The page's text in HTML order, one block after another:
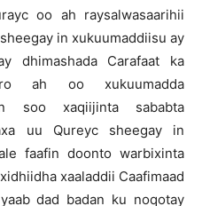
oo ah raysalwasaarihii
in xukuumaddiisu ay
dhimashada Carafaat ka
ah oo xukuumadda
soo xaqiijinta sababta
uu Qureyc sheegay in
faafin doonto warbixinta
xaaladdii Caafimaad
dad badan ku noqotay